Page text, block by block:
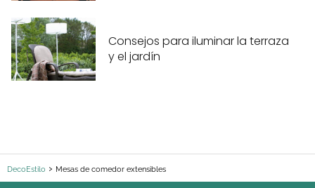
Consejos para iluminar la terraza
y el jardín
DecoEstilo Mesas de comedor extensibles